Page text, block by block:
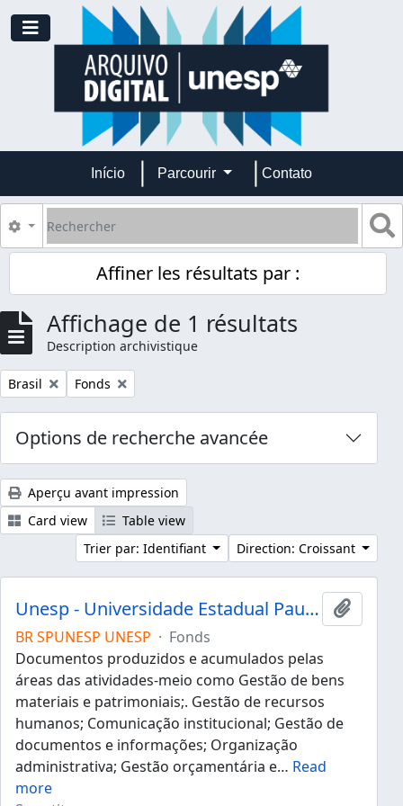
Skip to main content
Toggle navigation
Início Parcourir Contato
Rechercher
Search options
Affiner les résultats par :
Affichage de 1 résultats
Description archivistique
Remove filter:
Brasil Remove filter:
Fonds
Options de recherche avancée
Aperçu avant impression
Card view
Table view
Trier par: Identifiant
Direction: Croissant
Unesp - Universidade Estadual Paulista "Júlio de Mesquita Filho"
Ajouter
BR SPUNESP UNESP · Fonds
Documentos produzidos e acumulados pelas
áreas das atividades-meio como Gestão de bens
materiais e patrimoniais;. Gestão de recursos
humanos; Comunicação institucional; Gestão de
documentos e informações; Organização
administrativa; Gestão orçamentária e… Read
more